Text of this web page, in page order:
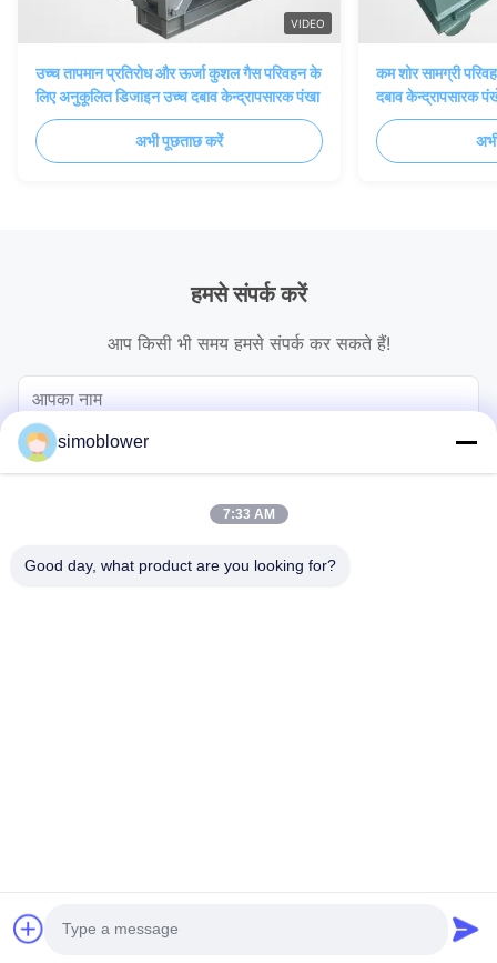
VIDEO
उच्च तापमान प्रतिरोध और ऊर्जा कुशल गैस परिवहन के
लिए अनुकूलित डिजाइन उच्च दबाव केन्द्रापसारक पंखा
अभी पूछताछ करें
कम शोर सामग्री
दबाव केन्द्रापसारक
हमसे संपर्क करें
आप किसी भी समय हमसे संपर्क कर सकते हैं!
© 2026 Xinxiang SIMO Blower Co., Ltd.. All Rights Reserved.
simoblower
7:33 AM
Good day, what product are you looking for?